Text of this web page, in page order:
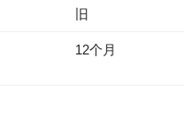
旧
12个月